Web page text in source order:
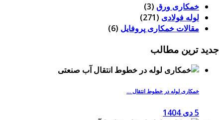
خمکاری ورق (3)
لوله فولادی (271)
مقالات خمکاری پروفایل (6)
جدید ترین مطالب
خمکاری لوله در خطوط انتقال ...
5 دی 1404